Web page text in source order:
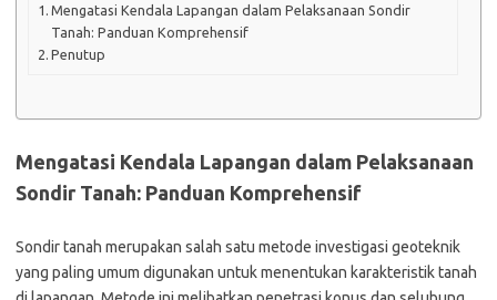
Mengatasi Kendala Lapangan dalam Pelaksanaan Sondir
Tanah: Panduan Komprehensif
Penutup
Mengatasi Kendala Lapangan dalam Pelaksanaan
Sondir Tanah: Panduan Komprehensif
Sondir tanah merupakan salah satu metode investigasi geoteknik
yang paling umum digunakan untuk menentukan karakteristik tanah